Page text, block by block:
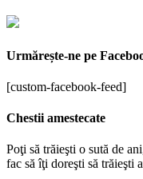
Urmărește-ne pe
[custom-facebook-feed]
Chestii amestecate
Poţi să trăieşti o sută de
fac să îţi doreşti să trăieşti